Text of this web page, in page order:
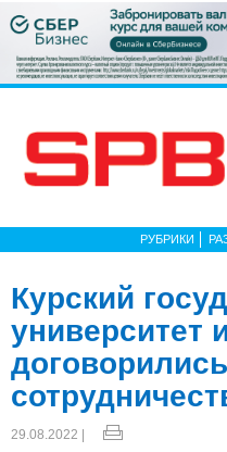
РУБРИКИ
Курский
29.08.2022 |